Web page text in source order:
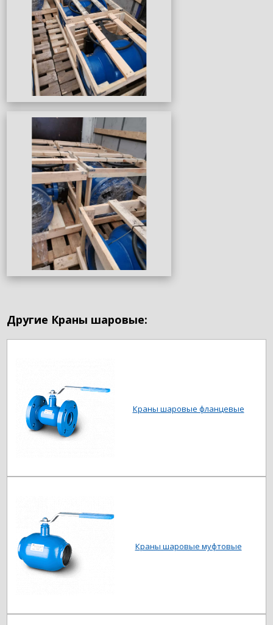
Другие Краны шаровые:
Краны шаровые фланцевые
Краны шаровые муфтовые